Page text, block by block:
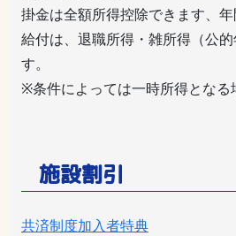
掛金は全額所得控除できます、年
給付は、退職所得・雑所得（公
す。
※条件によっては一時所得となる
施設割引
共済制度加入者特典